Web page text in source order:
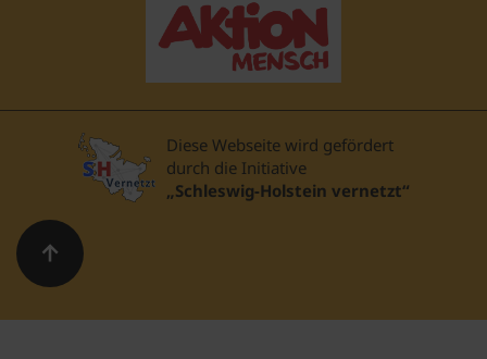
Diese Webseite wird gefördert
durch die Initiative
„Schleswig-Holstein vernetzt“